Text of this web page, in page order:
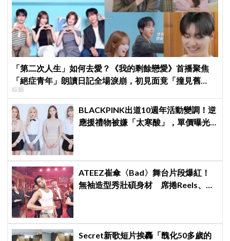
「第二次人生」如何去愛？《我的剩餘戀愛》首播聚焦
「絕症青年」朗讀日記全場淚崩，初見面竟「撞見舊
識」！
綜藝
BLACKPINK出道10週年活動變調！逆
應援禮物被嫌「太寒酸」，單價曝光
ATEEZ崔傘〈Bad〉舞台片段爆紅！
無袖造型秀壯碩身材 席捲Reels、
Secret新歌短片挨轟「醜化50多歲的